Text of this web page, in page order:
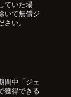
ていた場
いて無償ジ
い。
間中「ジェ
獲得できる